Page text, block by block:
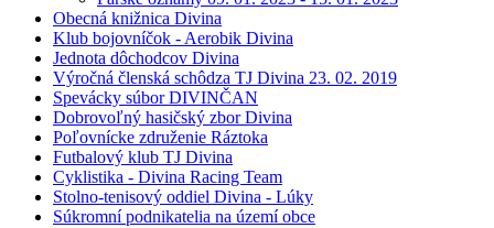
Obecná knižnica Divina
Klub bojovníčok - Aerobik Divina
Jednota dôchodcov Divina
Výročná členská schôdza TJ Divina 23. 02. 2019
Spevácky súbor DIVINČAN
Dobrovoľný hasičský zbor Divina
Poľovnícke združenie Ráztoka
Futbalový klub TJ Divina
Cyklistika - Divina Racing Team
Stolno-tenisový oddiel Divina - Lúky
Súkromní podnikatelia na území obce